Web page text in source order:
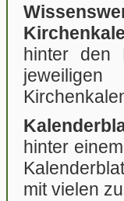
hinter den
hinter
mit vielen